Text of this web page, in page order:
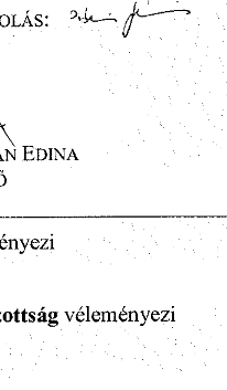
———»
\
  EDINA
  véleményezi